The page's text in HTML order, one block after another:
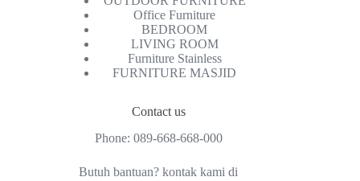
CAFE AND RESTAURANT
Dining Room
Wall Decor
MEJA KAYU SOLID
OUTDOOR FURNITURE
Office Furniture
LIVING ROOM
FURNITURE MASJID
Contact us